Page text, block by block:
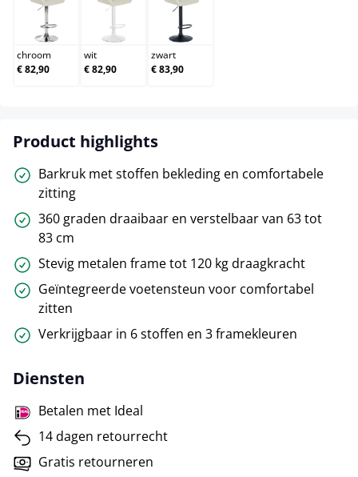
chroom
chroom
€ 82,90
wit
wit
€ 82,90
zwart
zwart
€ 83,90
Product highlights
Barkruk met stoffen bekleding en comfortabele
zitting
360 graden draaibaar en verstelbaar van 63 tot
83 cm
Stevig metalen frame tot 120 kg draagkracht
Geïntegreerde voetensteun voor comfortabel
zitten
Verkrijgbaar in 6 stoffen en 3 framekleuren
Diensten
Betalen met Ideal
14 dagen retourrecht
Gratis retourneren